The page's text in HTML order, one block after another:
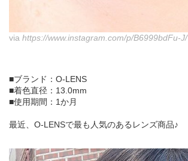
via https://www.instagram.com/p/B6999bdFu-J/
■ブランド：O-LENS
■着色直径：13.0mm
■使用期間：1か月
最近、O-LENSで最も人気のあるレンズ商品♪